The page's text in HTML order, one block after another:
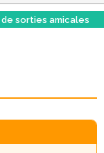
de sorties amicales